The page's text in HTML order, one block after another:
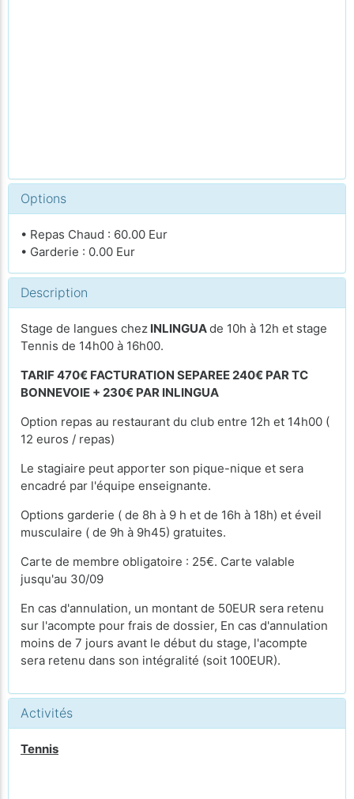
Options
• Repas Chaud : 60.00 Eur
• Garderie : 0.00 Eur
Description
Stage de langues chez INLINGUAde 10h à 12h et stage
Tennis de 14h00 à 16h00.
TARIF 470€ FACTURATION SEPAREE 240€ PAR TC
BONNEVOIE + 230€ PAR INLINGUA
Option repas au restaurant du club entre 12h et 14h00 (
12 euros / repas)
Le stagiaire peut apporter son pique-nique et sera
encadré par l'équipe enseignante.
Options garderie ( de 8h à 9 h et de 16h à 18h) et éveil
musculaire ( de 9h à 9h45) gratuites.
Carte de membre obligatoire : 25€. Carte valable
jusqu'au 30/09
En cas d'annulation, un montant de 50EUR sera retenu
sur l'acompte pour frais de dossier, En cas d'annulation
moins de 7 jours avant le début du stage, l'acompte
sera retenu dans son intégralité (soit 100EUR).
Activités
Tennis